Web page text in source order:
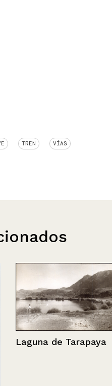
TREN VÍAS
Laguna de Tarapaya